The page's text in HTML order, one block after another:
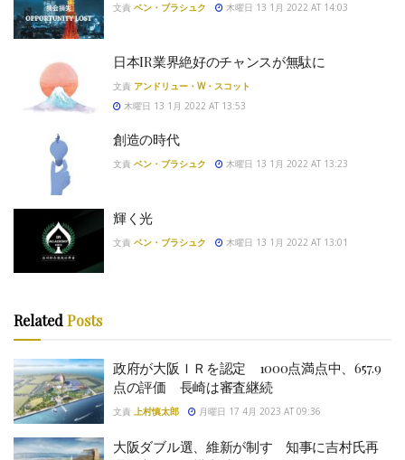
文責 ベン・ブラシュク 木曜日 13 1月 2022 AT 14:03
日本IR業界絶好のチャンスが無駄に
文責 アンドリュー・W・スコット
木曜日 13 1月 2022 AT 13:53
創造の時代
文責 ベン・ブラシュク 木曜日 13 1月 2022 AT 13:23
輝く光
文責 ベン・ブラシュク 木曜日 13 1月 2022 AT 13:01
Related Posts
政府が大阪ＩＲを認定 1000点満点中、657.9
点の評価 長崎は審査継続
文責 上村慎太郎 月曜日 17 4月 2023 AT 09:36
大阪ダブル選、維新が制す 知事に吉村氏再